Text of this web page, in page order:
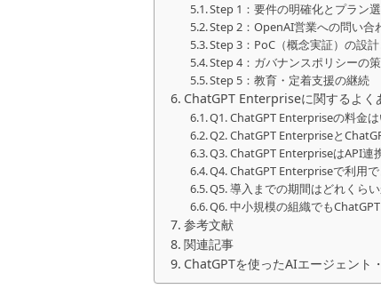
Step 1：要件の明確化とプラン
Step 2：OpenAI営業への問い合
Step 3：PoC（概念実証）の設
Step 4：ガバナンスポリシーの
Step 5：教育・定着支援の継続
ChatGPT Enterpriseに関するよく
Q1. ChatGPT Enterpriseの料金
Q2. ChatGPT Enterpriseと
Q3. ChatGPT EnterpriseはAPI
Q4. ChatGPT Enterpriseで利用
Q5. 導入までの期間はどれくら
Q6. 中小規模の組織でも
参考文献
関連記事
ChatGPTを使ったAIエージェント